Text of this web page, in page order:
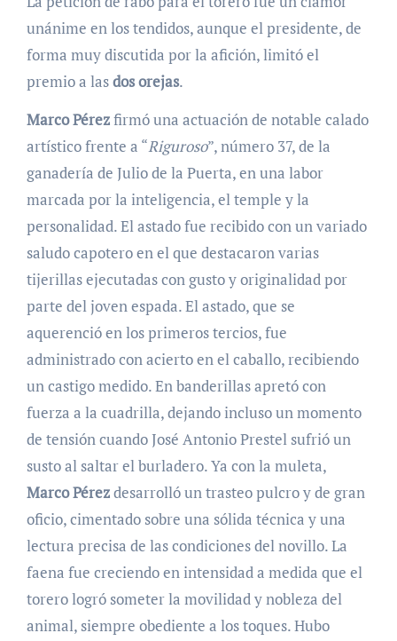
unánime en los tendidos, aunque el presidente, de
forma muy discutida por la afición, limitó el
premio a lasdos orejas.
Marco Pérezfirmó una actuación de notable calado
artístico frente a “Riguroso”, número 37, de la
ganadería de Julio de la Puerta, en una labor
marcada por la inteligencia, el temple y la
personalidad. El astado fue recibido con un variado
saludo capotero en el que destacaron varias
tijerillas ejecutadas con gusto y originalidad por
parte del joven espada. El astado, que se
aquerenció en los primeros tercios, fue
administrado con acierto en el caballo, recibiendo
un castigo medido. En banderillas apretó con
fuerza a la cuadrilla, dejando incluso un momento
de tensión cuando José Antonio Prestel sufrió un
susto al saltar el burladero. Ya con la muleta,
Marco Pérezdesarrolló un trasteo pulcro y de gran
oficio, cimentado sobre una sólida técnica y una
lectura precisa de las condiciones del novillo. La
faena fue creciendo en intensidad a medida que el
torero logró someter la movilidad y nobleza del
animal, siempre obediente a los toques. Hubo